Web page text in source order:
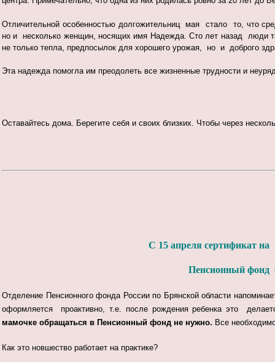
Отличительной особенностью долгожительниц мая стало то, что
но и несколько женщин, носящих имя Надежда. Сто лет назад люди
не только тепла, предпосылок для хорошего урожая, но и доброго
Эта надежда помогла им преодолеть все жизненные трудности и
Оставайтесь дома. Берегите себя и своих близких. Чтобы через
С 15 апреля сертификат
Пенсионный фонд
Отделение Пенсионного фонда России по Брянской области
оформляется проактивно, т.е. после рождения ребенка это
мамочке обращаться в Пенсионный фонд не нужно. Все
Как это новшество работает на практике?